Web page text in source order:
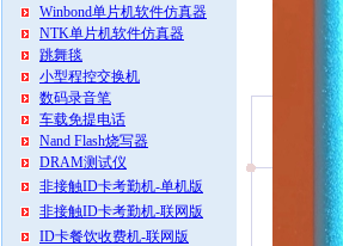
Winbond单片机软件仿真器
NTK单片机软件仿真器
跳舞毯
小型程控交换机
数码录音笔
车载免提电话
Nand Flash烧写器
DRAM测试仪
非接触ID卡考勤机-单机版
非接触ID卡考勤机-联网版
ID卡餐饮收费机-联网版